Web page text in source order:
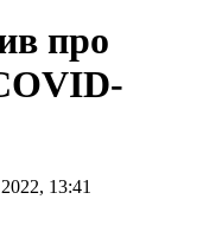
про
13:41